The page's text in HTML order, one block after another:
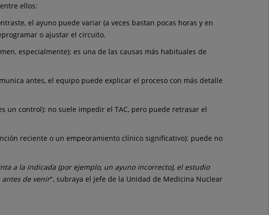
ellos:
el ayuno puede variar (a veces bastan pocas horas y en
o ajustar el circuito.
especialmente): es una de las causas más habituales de
antes, el equipo puede explicar el proceso con más detalle
un control): no suele impedir el TAC, pero puede retrasar el
reciente o un empeoramiento clínico significativo): puede no
a la indicada (por ejemplo, un ayuno incorrecto), el estudio
de venir", subraya el jefe de la Unidad de Medicina Nuclear